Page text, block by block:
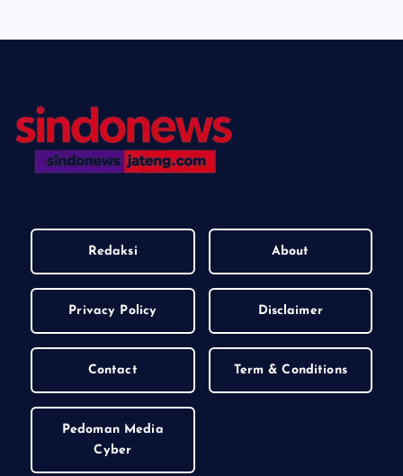
Redaksi About
Privacy Policy Disclaimer
Contact Term & Conditions
Pedoman Media
Cyber